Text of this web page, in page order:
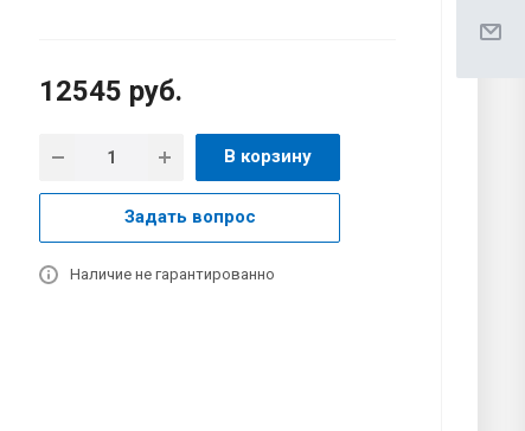
12545 руб.
В корзину
Задать вопрос
Наличие не гарантированно